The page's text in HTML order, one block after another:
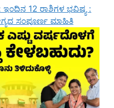
ಇಂದಿನ 12 ರಾಶಿಗಳ ಭವಿಷ್ಯ :
ಸಂಪೂರ್ಣ ಮಾಹಿತಿ